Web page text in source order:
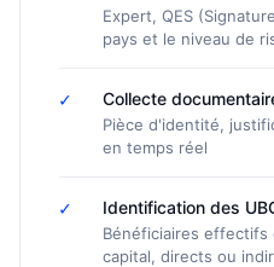
Expert, QES
pays et le niveau de
✓ Collecte
Pièce d'identité,
en temps réel
✓ Identification des
Bénéficiaires effectifs
capital, directs ou